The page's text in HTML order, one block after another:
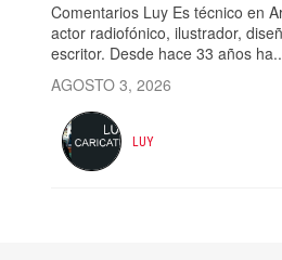
Comentarios Luy Es técnico en
actor radiofónico, ilustrador,
escritor. Desde hace 33 años
AGOSTO 3, 2026
LUY